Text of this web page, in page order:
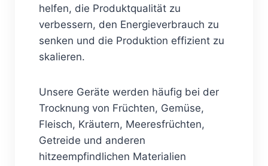
helfen, die Produktqualität zu
verbessern, den Energieverbrauch zu
senken und die Produktion effizient zu
skalieren.
Unsere Geräte werden häufig bei der
Trocknung von Früchten, Gemüse,
Fleisch, Kräutern, Meeresfrüchten,
Getreide und anderen
hitzeempfindlichen Materialien